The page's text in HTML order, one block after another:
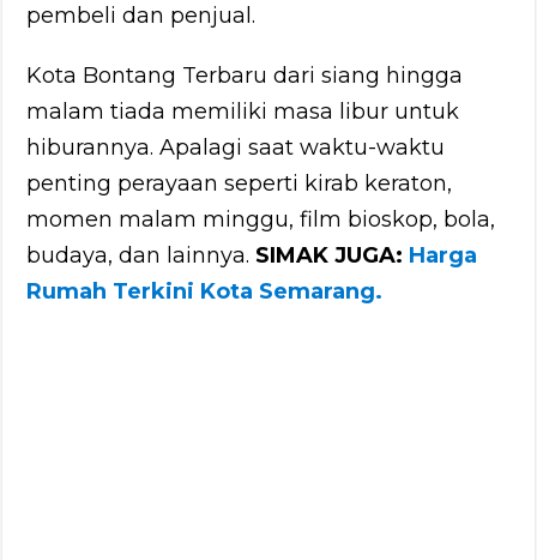
pembeli dan penjual.
Kota Bontang Terbaru dari siang hingga
malam tiada memiliki masa libur untuk
hiburannya. Apalagi saat waktu-waktu
penting perayaan seperti kirab keraton,
momen malam minggu, film bioskop, bola,
budaya, dan lainnya. SIMAK JUGA: Harga
Rumah Terkini Kota Semarang.